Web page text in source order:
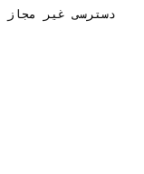
دسترسی غیر مجاز